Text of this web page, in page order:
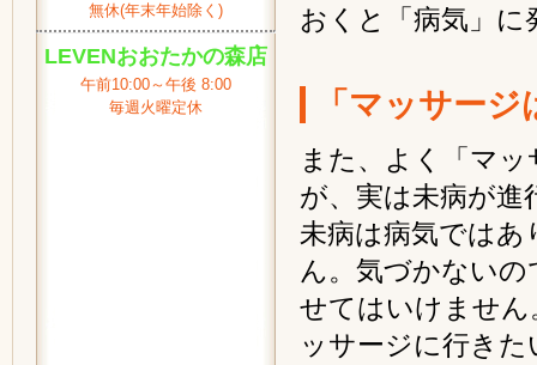
無休(年末年始除く)
LEVENおおたかの森店
午前10:00～午後 8:00
毎週火曜定休
おくと「病気」
「マッサー
また、よく「マ
が、実は未病が
未病は病気では
ん。気づかない
せてはいけませ
ッサージに行き